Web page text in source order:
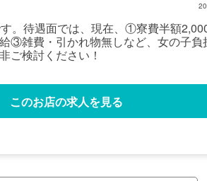
。待遇面では、現在、①寮費半額
③雑費・引かれ物無しなど、女の子負
ご検討ください！
このお店の求人を見る